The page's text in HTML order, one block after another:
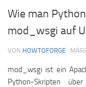
Wie man
mod_wsgi auf
VON HOWTOFORGE ·
mod_wsgi ist ein
Python-Skripten